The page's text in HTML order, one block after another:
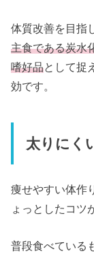
体質改善を目指
主食である炭水
嗜好品として捉
効です。
太りにく
痩せやすい体作
ょっとしたコツ
普段食べている